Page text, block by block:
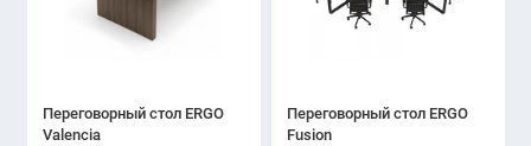
Переговорный стол ERGO
Valencia
Переговорный стол ERGO
Fusion